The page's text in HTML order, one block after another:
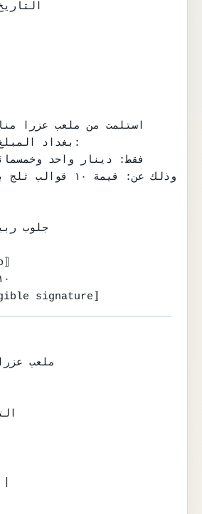
بغداد
فقط: دينار واحد
signature⟧
ملعب